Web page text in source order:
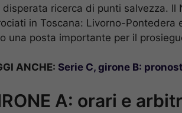
disperata ricerca di punti salvezza. Il
in Toscana: Livorno-
una posta importante per il
ANCHE: Serie C, girone B:
A: orari e